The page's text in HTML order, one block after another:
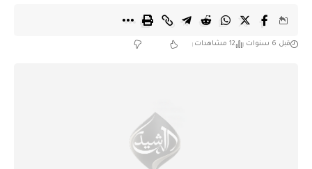
قبل 6 سنوات 12 مشاهدات